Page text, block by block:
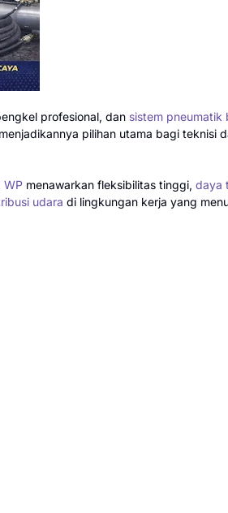
profesional, dan sistem
pilihan utama bagi teknisi
WP menawarkan fleksibilitas tinggi, daya
udara di lingkungan kerja yang